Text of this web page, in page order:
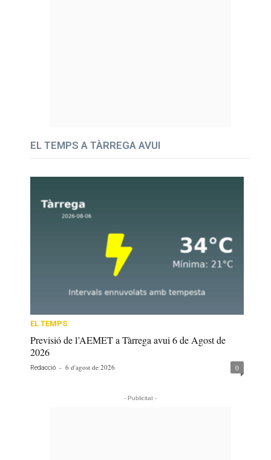
EL TEMPS A TÀRREGA AVUI
EL TEMPS
Previsió de l’AEMET a Tàrrega avui 6 de Agost de
2026
Redacció - 6 d'agost de 2026 0
- Publicitat -